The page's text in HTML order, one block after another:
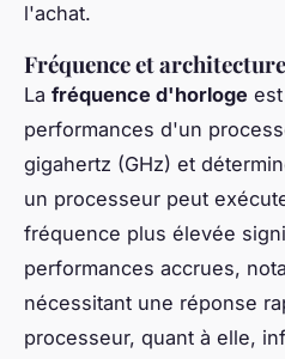
l'achat.
Fréquence et architecture
La fréquence d'horloge
performances d'un
gigahertz (GHz) et
un processeur peut
fréquence plus élevée
performances accrues,
nécessitant une réponse
processeur, quant à elle,